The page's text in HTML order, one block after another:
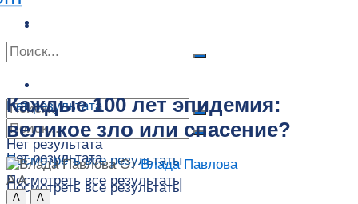
Контакты
Нет результата
Посмотреть все результаты
Сонник
Нет результата
Посмотреть все результаты
Нет результата
Посмотреть все результаты
Каждые 100 лет эпидемия:
великое зло или спасение?
От Влада Павлова
A A
A
A